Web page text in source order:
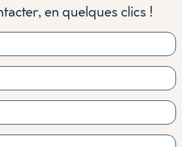
en quelques clics !